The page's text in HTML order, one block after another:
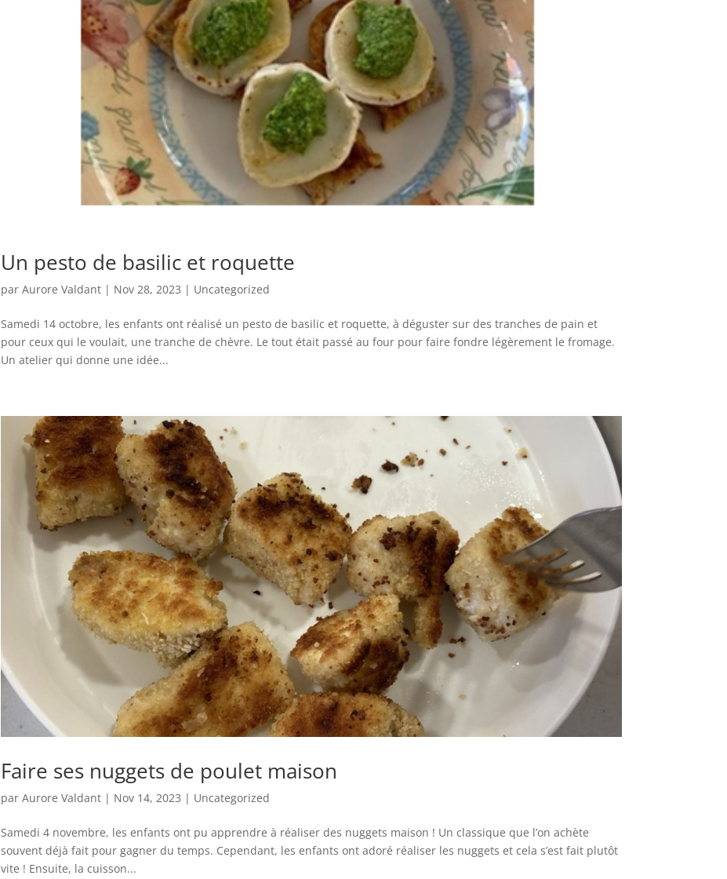
Un pesto de basilic et roquette
par Aurore Valdant| Nov 28, 2023 | Uncategorized
Samedi 14 octobre, les enfants ont réalisé un pesto de basilic et roquette, à déguster sur des tranches de pain et
pour ceux qui le voulait, une tranche de chèvre. Le tout était passé au four pour faire fondre légèrement le fromage.
Un atelier qui donne une idée...
Faire ses nuggets de poulet maison
par Aurore Valdant| Nov 14, 2023 | Uncategorized
Samedi 4 novembre, les enfants ont pu apprendre à réaliser des nuggets maison ! Un classique que l’on achète
souvent déjà fait pour gagner du temps. Cependant, les enfants ont adoré réaliser les nuggets et cela s’est fait plutôt
vite ! Ensuite, la cuisson...